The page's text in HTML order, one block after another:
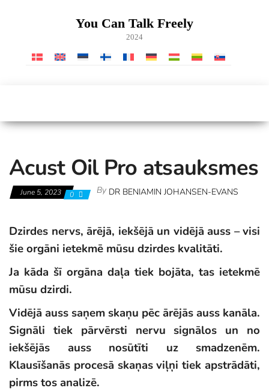
You Can Talk Freely
2024
Acust Oil Pro atsauksmes
June 5, 2023 0 By DR BENIAMIN JOHANSEN-EVANS
Dzirdes nervs, ārējā, iekšējā un vidējā auss – visi
šie orgāni ietekmē mūsu dzirdes kvalitāti.
Ja kāda šī orgāna daļa tiek bojāta, tas ietekmē
mūsu dzirdi.
Vidējā auss saņem skaņu pēc ārējās auss kanāla.
Signāli tiek pārvērsti nervu signālos un no
iekšējās auss nosūtīti uz smadzenēm.
Klausīšanās procesā skaņas viļņi tiek apstrādāti,
pirms tos analizē.